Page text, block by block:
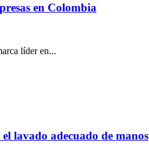
en Colombia
líder en...
lavado adecuado de manos